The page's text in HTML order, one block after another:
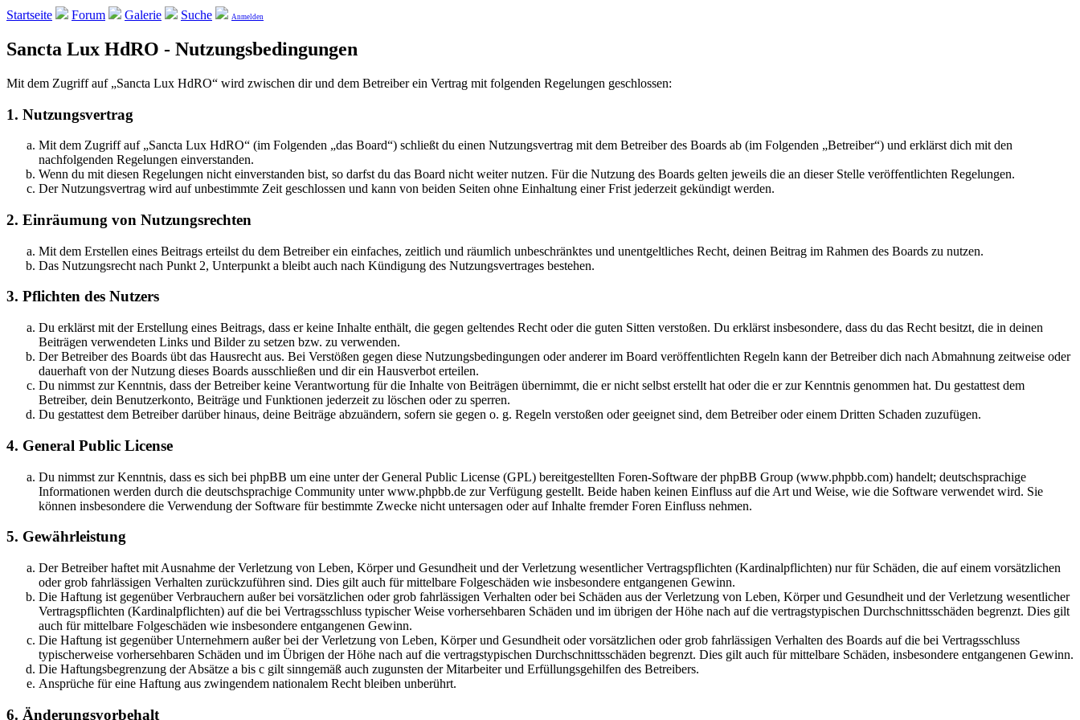
Startseite Forum Galerie Suche Anmelden
Sancta Lux HdRO - Nutzungsbedingungen
Mit dem Zugriff auf „Sancta Lux HdRO“ wird zwischen dir und dem Betreiber ein Vertrag mit folgenden Regelungen geschlossen:
1. Nutzungsvertrag
Mit dem Zugriff auf „Sancta Lux HdRO“ (im Folgenden „das Board“) schließt du einen Nutzungsvertrag mit dem Betreiber des Boards ab (im Folgenden „Betreiber“) und erklärst dich mit den
nachfolgenden Regelungen einverstanden.
Wenn du mit diesen Regelungen nicht einverstanden bist, so darfst du das Board nicht weiter nutzen. Für die Nutzung des Boards gelten jeweils die an dieser Stelle veröffentlichten Regelungen.
Der Nutzungsvertrag wird auf unbestimmte Zeit geschlossen und kann von beiden Seiten ohne Einhaltung einer Frist jederzeit gekündigt werden.
2. Einräumung von Nutzungsrechten
Mit dem Erstellen eines Beitrags erteilst du dem Betreiber ein einfaches, zeitlich und räumlich unbeschränktes und unentgeltliches Recht, deinen Beitrag im Rahmen des Boards zu nutzen.
Das Nutzungsrecht nach Punkt 2, Unterpunkt a bleibt auch nach Kündigung des Nutzungsvertrages bestehen.
3. Pflichten des Nutzers
Du erklärst mit der Erstellung eines Beitrags, dass er keine Inhalte enthält, die gegen geltendes Recht oder die guten Sitten verstoßen. Du erklärst insbesondere, dass du das Recht besitzt, die in deinen
Beiträgen verwendeten Links und Bilder zu setzen bzw. zu verwenden.
Der Betreiber des Boards übt das Hausrecht aus. Bei Verstößen gegen diese Nutzungsbedingungen oder anderer im Board veröffentlichten Regeln kann der Betreiber dich nach Abmahnung zeitweise oder
dauerhaft von der Nutzung dieses Boards ausschließen und dir ein Hausverbot erteilen.
Du nimmst zur Kenntnis, dass der Betreiber keine Verantwortung für die Inhalte von Beiträgen übernimmt, die er nicht selbst erstellt hat oder die er zur Kenntnis genommen hat. Du gestattest dem
Betreiber, dein Benutzerkonto, Beiträge und Funktionen jederzeit zu löschen oder zu sperren.
Du gestattest dem Betreiber darüber hinaus, deine Beiträge abzuändern, sofern sie gegen o. g. Regeln verstoßen oder geeignet sind, dem Betreiber oder einem Dritten Schaden zuzufügen.
4. General Public License
Du nimmst zur Kenntnis, dass es sich bei phpBB um eine unter der General Public License (GPL) bereitgestellten Foren-Software der phpBB Group (www.phpbb.com) handelt; deutschsprachige
Informationen werden durch die deutschsprachige Community unter www.phpbb.de zur Verfügung gestellt. Beide haben keinen Einfluss auf die Art und Weise, wie die Software verwendet wird. Sie
können insbesondere die Verwendung der Software für bestimmte Zwecke nicht untersagen oder auf Inhalte fremder Foren Einfluss nehmen.
5. Gewährleistung
Der Betreiber haftet mit Ausnahme der Verletzung von Leben, Körper und Gesundheit und der Verletzung wesentlicher Vertragspflichten (Kardinalpflichten) nur für Schäden, die auf einem vorsätzlichen
oder grob fahrlässigen Verhalten zurückzuführen sind. Dies gilt auch für mittelbare Folgeschäden wie insbesondere entgangenen Gewinn.
Die Haftung ist gegenüber Verbrauchern außer bei vorsätzlichen oder grob fahrlässigen Verhalten oder bei Schäden aus der Verletzung von Leben, Körper und Gesundheit und der Verletzung wesentlicher
Vertragspflichten (Kardinalpflichten) auf die bei Vertragsschluss typischer Weise vorhersehbaren Schäden und im übrigen der Höhe nach auf die vertragstypischen Durchschnittsschäden begrenzt. Dies gilt
auch für mittelbare Folgeschäden wie insbesondere entgangenen Gewinn.
Die Haftung ist gegenüber Unternehmern außer bei der Verletzung von Leben, Körper und Gesundheit oder vorsätzlichen oder grob fahrlässigen Verhalten des Boards auf die bei Vertragsschluss
typischerweise vorhersehbaren Schäden und im Übrigen der Höhe nach auf die vertragstypischen Durchschnittsschäden begrenzt. Dies gilt auch für mittelbare Schäden, insbesondere entgangenen Gewinn.
Die Haftungsbegrenzung der Absätze a bis c gilt sinngemäß auch zugunsten der Mitarbeiter und Erfüllungsgehilfen des Betreibers.
Ansprüche für eine Haftung aus zwingendem nationalem Recht bleiben unberührt.
6. Änderungsvorbehalt